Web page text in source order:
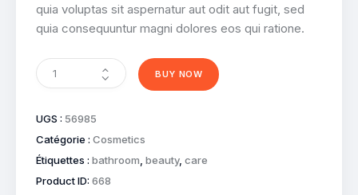
quia voluptas sit aspernatur aut odit aut fugit, sed
quia consequuntur magni dolores eos qui ratione.
BUY NOW
UGS : 56985
Catégorie : Cosmetics
Étiquettes : bathroom beauty, care
Product ID: 668